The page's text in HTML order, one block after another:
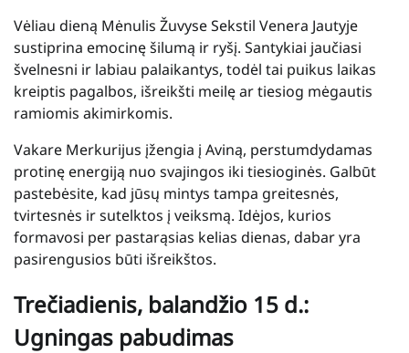
Vėliau dieną Mėnulis Žuvyse Sekstil Venera Jautyje
sustiprina emocinę šilumą ir ryšį. Santykiai jaučiasi
švelnesni ir labiau palaikantys, todėl tai puikus laikas
kreiptis pagalbos, išreikšti meilę ar tiesiog mėgautis
ramiomis akimirkomis.
Vakare Merkurijus įžengia į Aviną, perstumdydamas
protinę energiją nuo svajingos iki tiesioginės. Galbūt
pastebėsite, kad jūsų mintys tampa greitesnės,
tvirtesnės ir sutelktos į veiksmą. Idėjos, kurios
formavosi per pastarąsias kelias dienas, dabar yra
pasirengusios būti išreikštos.
Trečiadienis, balandžio 15 d.:
Ugningas pabudimas